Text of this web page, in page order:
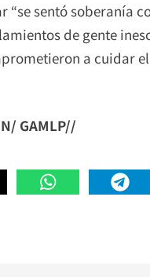
“se sentó soberanía
de gente
a cuidar
GAMLP//